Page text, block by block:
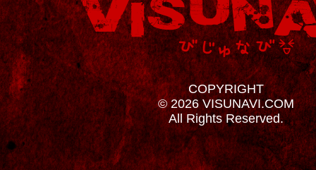
COPYRIGHT
© 2026 VISUNAVI.COM
All Rights Reserved.